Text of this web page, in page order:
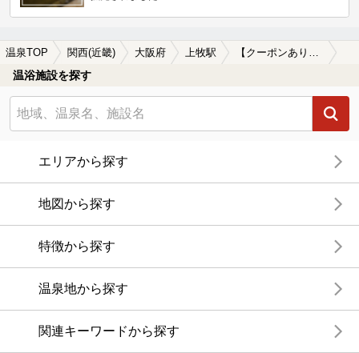
温泉TOP 関西(近畿) 大阪府 上牧駅 【クーポンあり】塩化物泉が楽しめる上牧駅近くの温泉、日帰り温泉、スーパー銭湯おすすめ
温浴施設を探す
エリアから探す
地図から探す
特徴から探す
温泉地から探す
関連キーワードから探す